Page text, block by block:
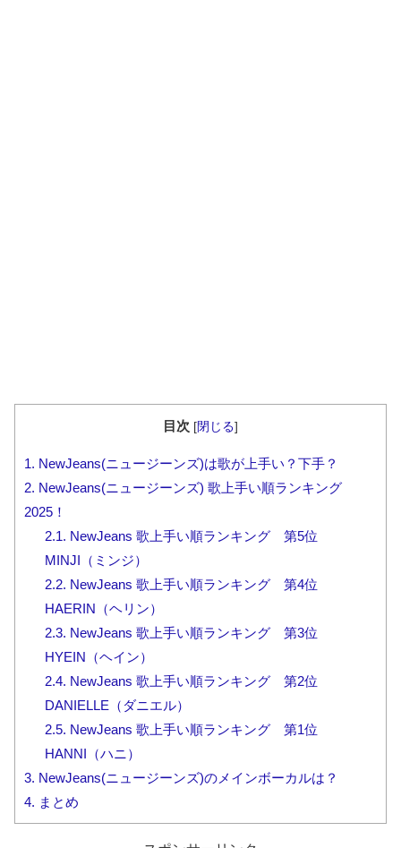
目次 [閉じる]
1. NewJeans(ニュージーンズ)は歌が上手い？下手？
2. NewJeans(ニュージーンズ) 歌上手い順ランキング
2025！
2.1. NewJeans 歌上手い順ランキング 第5位
MINJI（ミンジ）
2.2. NewJeans 歌上手い順ランキング 第4位
HAERIN（ヘリン）
2.3. NewJeans 歌上手い順ランキング 第3位
HYEIN（ヘイン）
2.4. NewJeans 歌上手い順ランキング 第2位
DANIELLE（ダニエル）
2.5. NewJeans 歌上手い順ランキング 第1位
HANNI（ハニ）
3. NewJeans(ニュージーンズ)のメインボーカルは？
4. まとめ